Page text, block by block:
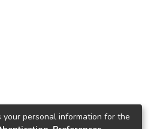
personal information for the